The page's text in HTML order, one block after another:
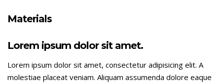
Materials
Lorem ipsum dolor sit amet.
Lorem ipsum dolor sit amet, consectetur adipisicing elit. A
molestiae placeat veniam. Aliquam assumenda dolore eaque